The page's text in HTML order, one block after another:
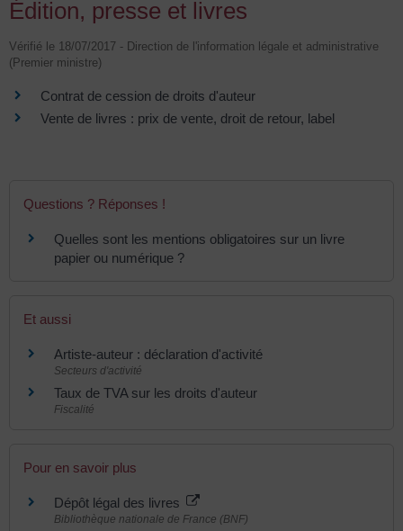
Édition, presse et livres
Vérifié le 18/07/2017 - Direction de l'information légale et administrative
(Premier ministre)
Contrat de cession de droits d'auteur
Vente de livres : prix de vente, droit de retour, label
Questions ? Réponses !
Quelles sont les mentions obligatoires sur un livre
papier ou numérique ?
Et aussi
Artiste-auteur : déclaration d'activité
Secteurs d'activité
Taux de TVA sur les droits d'auteur
Fiscalité
Pour en savoir plus
Dépôt légal des livres
Bibliothèque nationale de France (BNF)